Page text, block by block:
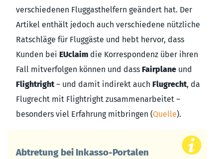
verschiedenen Fluggasthelfern geändert hat. Der
Artikel enthält jedoch auch verschiedene nützliche
Ratschläge für Fluggäste und hebt hervor, dass
Kunden bei EUclaim die Korrespondenz über ihren
Fall mitverfolgen können und dass Fairplane und
Flightright– und damit indirekt auch Flugrecht, da
Flugrecht mit Flightright zusammenarbeitet –
besonders viel Erfahrung mitbringen (Quelle).
Abtretung bei Inkasso-Portalen